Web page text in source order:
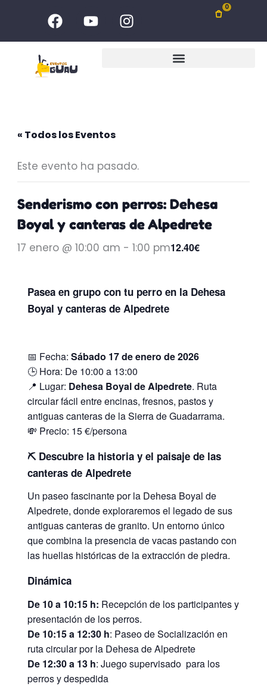
contenido
F
a
c
e
b
Y
o
u
I
n
s
0
« Todos los Eventos
Este evento ha pasado.
Senderismo con perros: Dehesa
Boyal y canteras de Alpedrete
17 enero @ 10:00 am -1:00 pm12.40€
Pasea en grupo con tu perro en la Dehesa
Boyal y canteras de Alpedrete
📅 Fecha:Sábado 17 de enero de 2026
🕒 Hora: De 10:00 a 13:00
📍 Lugar: Dehesa Boyal de Alpedrete. Ruta
circular fácil entre encinas, fresnos, pastos y
antiguas canteras de la Sierra de Guadarrama.
💸 Precio: 15 €/persona
⛏️ Descubre la historia y el paisaje de las
canteras de Alpedrete
Un paseo fascinante por la Dehesa Boyal de
Alpedrete, donde exploraremos el legado de sus
antiguas canteras de granito. Un entorno único
que combina la presencia de vacas pastando con
las huellas históricas de la extracción de piedra.
Dinámica
De 10 a 10:15 h: Recepción de los participantes y
presentación de los perros.
De 10:15 a 12:30 h: Paseo de Socialización en
ruta circular por la Dehesa de Alpedrete
De 12:30 a 13 h: Juego supervisado para los
perros y despedida